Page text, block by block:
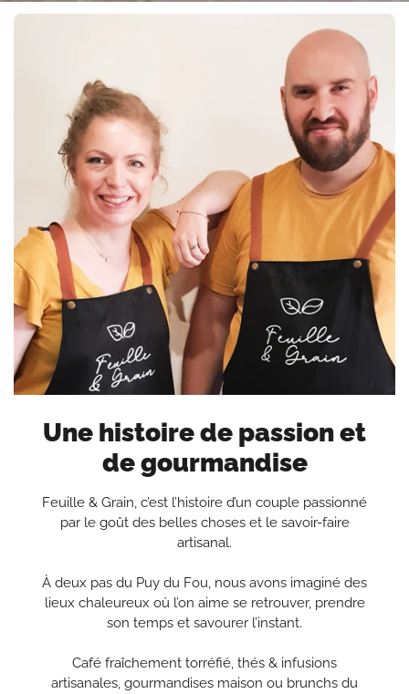
Une histoire de passion et
de gourmandise
Feuille & Grain, c’est l’histoire d’un couple passionné
par le goût des belles choses et le savoir-faire
artisanal.
À deux pas du Puy du Fou, nous avons imaginé des
lieux chaleureux où l’on aime se retrouver, prendre
son temps et savourer l’instant.
Café fraîchement torréfié, thés & infusions
artisanales, gourmandises maison ou brunchs du